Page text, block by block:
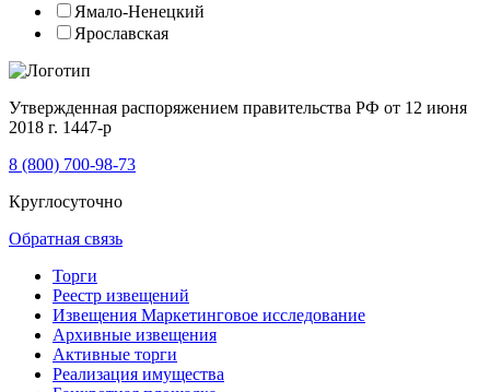
Ямало-Ненецкий
Ярославская
Утвержденная распоряжением правительства РФ от 12 июня
2018 г. 1447-р
8 (800) 700-98-73
Круглосуточно
Обратная связь
Торги
Реестр извещений
Извещения Маркетинговое исследование
Архивные извещения
Активные торги
Реализация имущества